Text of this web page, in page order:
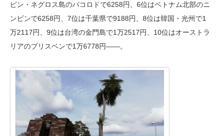
ピン・ネグロス島のバコロドで6258円、6位はベトナム北部のニ
ンビンで6258円、7位は千葉県で9188円、8位は韓国・光州で1
万2117円、9位は台湾の金門島で1万2517円、10位はオーストラ
リアのブリスベンで1万6778円――。